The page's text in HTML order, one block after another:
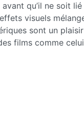
qu’il ne soit
visuels
sont un
films comme